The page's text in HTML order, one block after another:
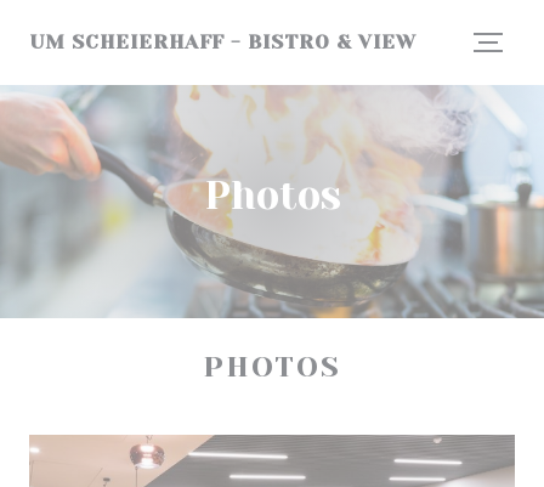
UM SCHEIERHAFF - BISTRO & VIEW
Photos
PHOTOS